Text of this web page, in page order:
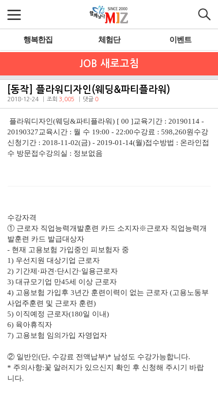
행복한집 체험단 이벤트
JOB 새로고침
[동작] 플라워디자인(웨딩&파티플라워)
2018-12-24 조회 3,005 댓글 0
플라워디자인(웨딩&파티플라워) [ 00 ]교육기간 : 20190114 -
20190327교육시간 : 월 수 19:00 - 22:00수강료 : 598,260원 수강
신청기간 : 2018-11-02(금) - 2019-01-14(월)접수방법 : 온라인접
수 방문접수강의실 : 정보없음
수강자격
① 근로자 직업능력개발훈련 카드 소지자※근로자 직업능력개
발훈련 카드 발급대상자
- 현재 고용보험 가입중인 피보험자 중
1) 우선지원 대상기업 근로자
2) 기간제·파견·단시간·일용근로자
3) 대규모기업 만45세 이상 근로자
4) 고용보험 가입후 3년간 훈련이력이 없는 근로자 (고용노동부
사업주훈련 및 근로자 훈련)
5) 이직예정 근로자(180일 이내)
6) 육아휴직자
7) 고용보험 임의가입 자영업자
② 일반인(단, 수강료 전액납부)* 남성도 수강가능합니다.
* 주의사항:꽃 알러지가 있으신지 확인 후 신청해 주시기 바랍
니다.